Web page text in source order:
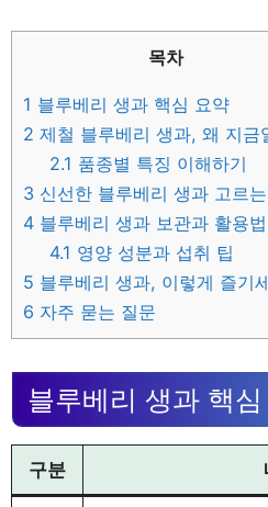
목차
1 블루베리 생과 핵심 요약
2 제철 블루베리 생과, 왜 지금
2.1 품종별 특징 이해하기
3 신선한 블루베리 생과 고르
4 블루베리 생과 보관과 활용법
4.1 영양 성분과 섭취 팁
5 블루베리 생과, 이렇게 즐기
6 자주 묻는 질문
블루베리 생과 핵
구분